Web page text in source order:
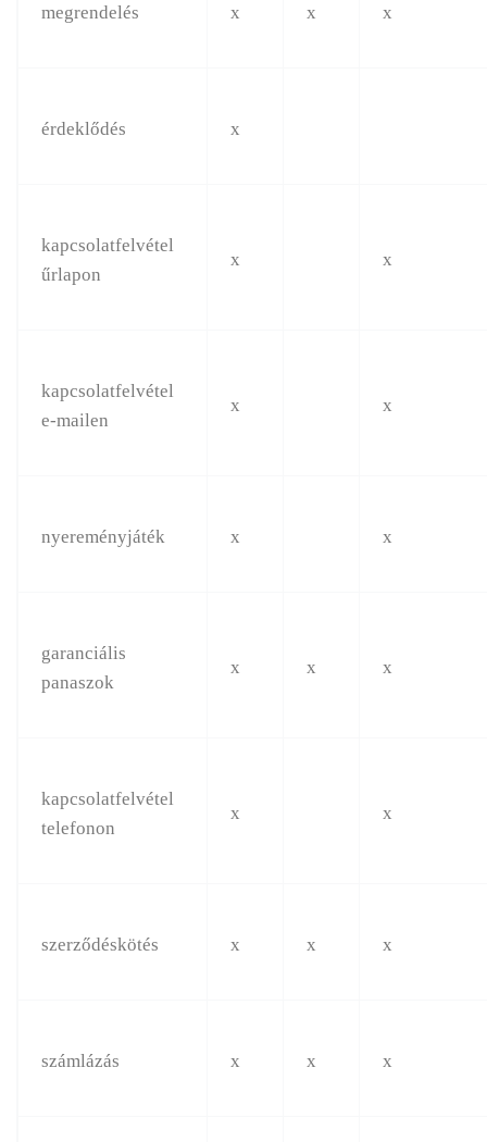
megrendelés x x x
érdeklődés x
kapcsolatfelvétel
űrlapon
x x
kapcsolatfelvétel
e-mailen
x x
nyereményjáték x x
garanciális
panaszok
x x x
kapcsolatfelvétel
telefonon
x x
szerződéskötés x x x
számlázás x x x